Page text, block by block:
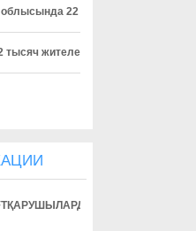
облысында 22 мыңнан астам
тысяч жителей Алматинской
ЕҢБЕГІМЕН